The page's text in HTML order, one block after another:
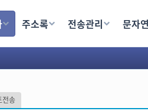
자전송,대량문자보내기,단체문자,단체문자
성 가능 / 이름 자동 입력: [개별문자] 기능으
주소록 전송관리 문자
전송